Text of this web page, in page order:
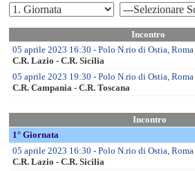
Incontro
05 aprile 2023 16:30 - Polo N.rio di Ostia,
C.R. Lazio - C.R. Sicilia
05 aprile 2023 19:30 - Polo N.rio di Ostia,
C.R. Campania - C.R. Toscana
Incontro
1° Giornata
05 aprile 2023 16:30 - Polo N.rio di Ostia,
C.R. Lazio - C.R. Sicilia